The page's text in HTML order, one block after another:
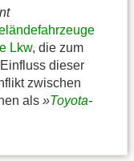
Lkw, die zum
dieser
zwischen
als »Toyota-